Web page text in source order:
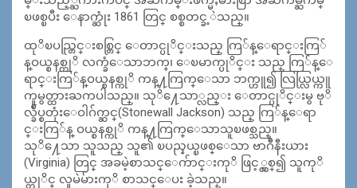
ၿဖစ္ၿပီး ေနာက္ဆုံး 1861 တြင္ စစ္စတင္ခ့ဲသည္။
ထုိၿပည္တြင္းစစ္တြင္ ေတာင္ပုိင္းသည္ ကြ်န္ေရာင္းကြ်
န္ဝယ္စနစ္ကုိ လက္ခံေသာဘက္၊ ေၿမာက္ပုိင္း သည္ ကြ်န္ေ
ရာင္းကြ်န္ဝယ္စနစ္ကုိ ကန္႔ကြက္ေသာ ဘက္ဟူ၍ လြယ္လြယ္ကူ
ကူမွတ္ထားႀကပါသည္။ သုိ႔ေသာ္လည္း ေတာင္ပုိင္းမွ ဗုိ
လ္ခ်ဳပ္စတုံးေဝါဂ်က္ဆင္(Stonewall Jackson) သည္ ကြ်န္ေရာ
င္းကြ်န္ ဝယ္စနစ္ကုိ ကန္႔ကြက္ေသာသူၿဖစ္သည္။
သုိ႔ေသာ သူသည္ သူ၏ ၿပည္နယ္ၿဖစ္ေသာ ဗာဂ်ီနီးယား
(Virginia) တြင္ အခမဲ့စာသင္ေက်ာင္းကုိ ဖြင့္လွစ္၍ သူကုိ
ယ္တုိင္ လူမဲမ်ားကုိ စာသင္ေပး ခဲ့သည္။